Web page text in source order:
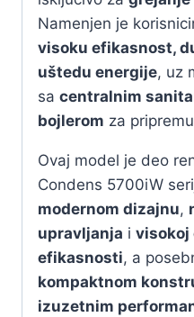
Namenjen je
visoku efikasnost,
uštedu energije, uz
sa centralnim
bojlerom za
Ovaj model je deo
Condens 5700iW
modernom dizajnu,
upravljanja i visokoj
efikasnosti, a
kompaktnom
izuzetnim